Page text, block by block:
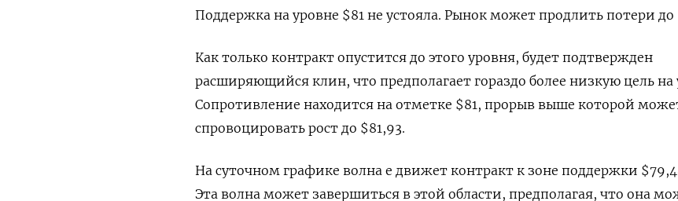
Поддержка на уровне $81 не устояла. Рынок может продлить потери до
Как только контракт опустится до этого уровня, будет подтвержден
расширяющийся клин, что предполагает гораздо более низкую цель на
Сопротивление находится на отметке $81, прорыв выше которой
спровоцировать рост до $81,93.
На суточном графике волна e движет контракт к зоне поддержки
Эта волна может завершиться в этой области, предполагая, что она